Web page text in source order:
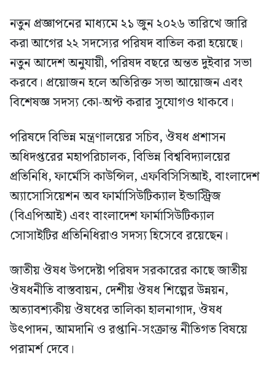
নতুন প্রজ্ঞাপনের মাধ্যমে ২১ জুন ২০২৬ তারিখে জারি
করা আগের ২২ সদস্যের পরিষদ বাতিল করা হয়েছে।
নতুন আদেশ অনুযায়ী, পরিষদ বছরে অন্তত দুইবার সভা
করবে। প্রয়োজন হলে অতিরিক্ত সভা আয়োজন এবং
বিশেষজ্ঞ সদস্য কো-অপ্ট করার সুযোগও থাকবে।
পরিষদে বিভিন্ন মন্ত্রণালয়ের সচিব, ঔষধ প্রশাসন
অধিদপ্তরের মহাপরিচালক, বিভিন্ন বিশ্ববিদ্যালয়ের
প্রতিনিধি, ফার্মেসি কাউন্সিল, এফবিসিসিআই, বাংলাদেশ
অ্যাসোসিয়েশন অব ফার্মাসিউটিক্যাল ইন্ডাস্ট্রিজ
(বিএপিআই) এবং বাংলাদেশ ফার্মাসিউটিক্যাল
সোসাইটির প্রতিনিধিরাও সদস্য হিসেবে রয়েছেন।
জাতীয় ঔষধ উপদেষ্টা পরিষদ সরকারের কাছে জাতীয়
ঔষধনীতি বাস্তবায়ন, দেশীয় ঔষধ শিল্পের উন্নয়ন,
অত্যাবশ্যকীয় ঔষধের তালিকা হালনাগাদ, ঔষধ
উৎপাদন, আমদানি ও রপ্তানি-সংক্রান্ত নীতিগত বিষয়ে
পরামর্শ দেবে।